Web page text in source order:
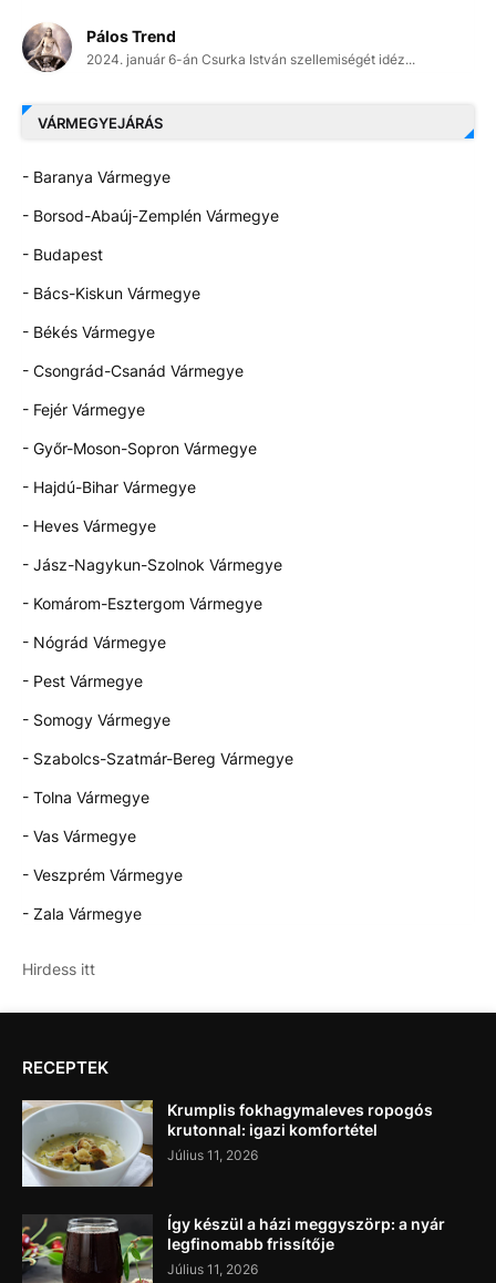
Pálos Trend
2024. január 6-án Csurka István szellemiségét idéz...
VÁRMEGYEJÁRÁS
- Baranya Vármegye
- Borsod-Abaúj-Zemplén Vármegye
- Budapest
- Bács-Kiskun Vármegye
- Békés Vármegye
- Csongrád-Csanád Vármegye
- Fejér Vármegye
- Győr-Moson-Sopron Vármegye
- Hajdú-Bihar Vármegye
- Heves Vármegye
- Jász-Nagykun-Szolnok Vármegye
- Komárom-Esztergom Vármegye
- Nógrád Vármegye
- Pest Vármegye
- Somogy Vármegye
- Szabolcs-Szatmár-Bereg Vármegye
- Tolna Vármegye
- Vas Vármegye
- Veszprém Vármegye
- Zala Vármegye
Hirdess itt
RECEPTEK
Krumplis fokhagymaleves ropogós
krutonnal: igazi komfortétel
Július 11, 2026
Így készül a házi meggyszörp: a nyár
legfinomabb frissítője
Július 11, 2026